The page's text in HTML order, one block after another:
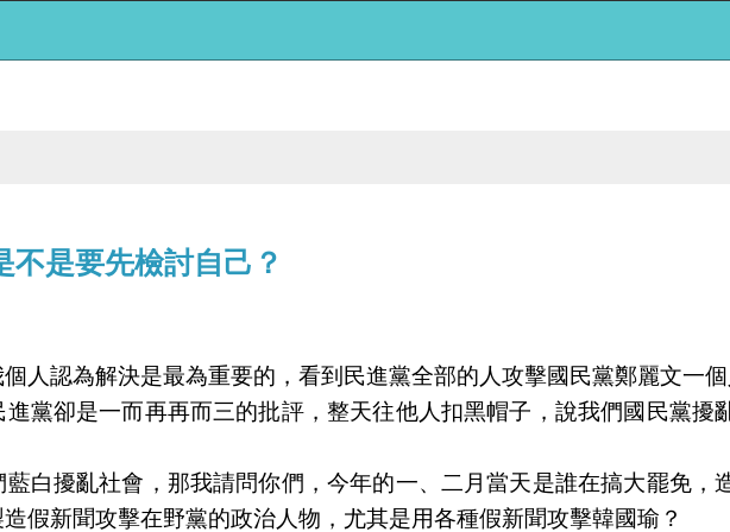
不是要先檢討自己？
人認為解決是最為重要的，看到民進黨全部的人攻擊國民黨鄭麗文一
黨卻是一而再再而三的批評，整天往他人扣黑帽子，說我們國民黨
白擾亂社會，那我請問你們，今年的一、二月當天是誰在搞大罷免
假新聞攻擊在野黨的政治人物，尤其是用各種假新聞攻擊韓國瑜？